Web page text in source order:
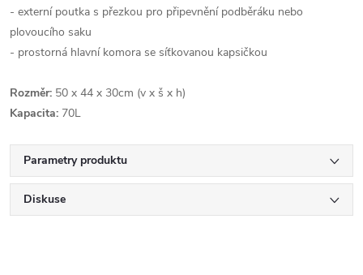
- externí poutka s přezkou pro připevnění podběráku nebo
plovoucího saku
- prostorná hlavní komora se síťkovanou kapsičkou
Rozměr: 50 x 44 x 30cm (v x š x h)
Kapacita: 70L
Parametry produktu
Diskuse